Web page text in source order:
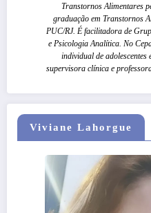
Transtornos Alimentares
graduação em Transtornos
PUC/RJ. É facilitadora de
e Psicologia Analítica. No
individual de adolescentes
supervisora clínica e
Viviane Lahorgue